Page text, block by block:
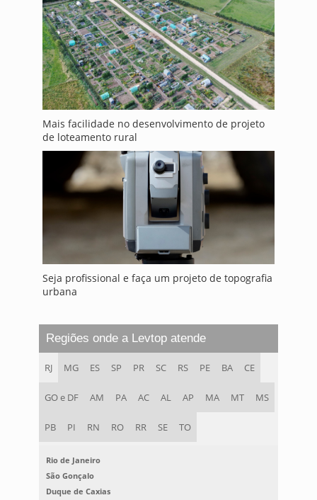
Mais facilidade no desenvolvimento de projeto
de loteamento rural
Seja profissional e faça um projeto de topografia
urbana
Regiões onde a Levtop atende
RJ MG ES SP PR SC RS PE BA CE
GO e DF AM PA AC AL AP MA MT MS
PB PI RN RO RR SE TO
Rio de Janeiro
São Gonçalo
Duque de Caxias